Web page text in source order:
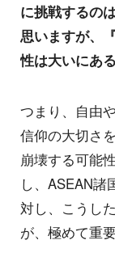
に挑戦するの
思いますが、
性は大いにあ
つまり、自由
信仰の大切さ
崩壊する可能
し、ASEAN諸
対し、こうし
が、極めて重